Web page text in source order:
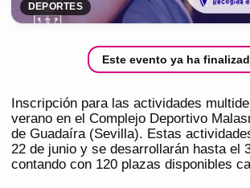
DEPORTES
Este evento ya ha
Inscripción para las actividades
verano en el Complejo Deportivo
de Guadaíra (Sevilla). Estas
22 de junio y se desarrollarán hasta el
contando con 120 plazas disponibles